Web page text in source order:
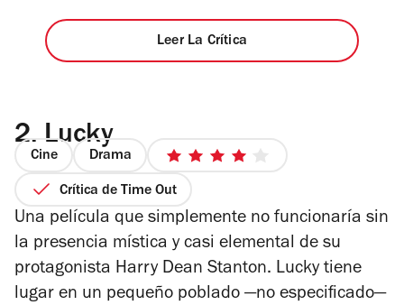
Leer La Crítica
2. Lucky
Cine Drama
4
Crítica de Time Out
Una película que simplemente no funcionaría sin
la presencia mística y casi elemental de su
protagonista Harry Dean Stanton. Lucky tiene
lugar en un pequeño poblado —no especificado—